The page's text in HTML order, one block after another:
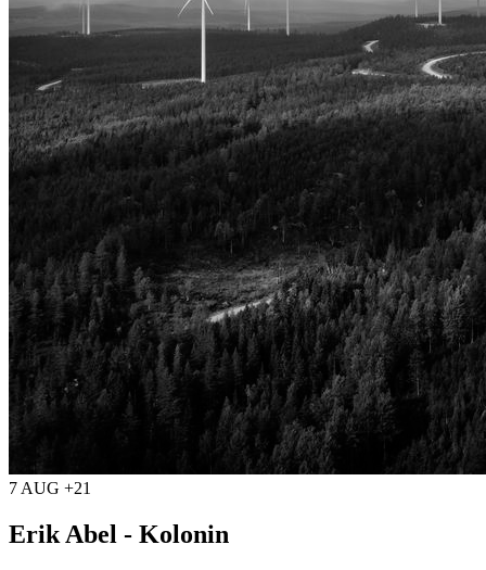
7 AUG +21
Erik Abel - Kolonin